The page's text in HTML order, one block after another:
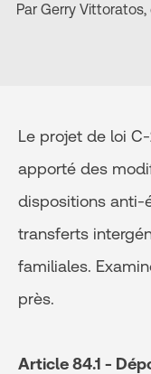
Par Gerry
Le projet de loi
apporté des
dispositions anti-
transferts
familiales.
près.
Article 84.1 -